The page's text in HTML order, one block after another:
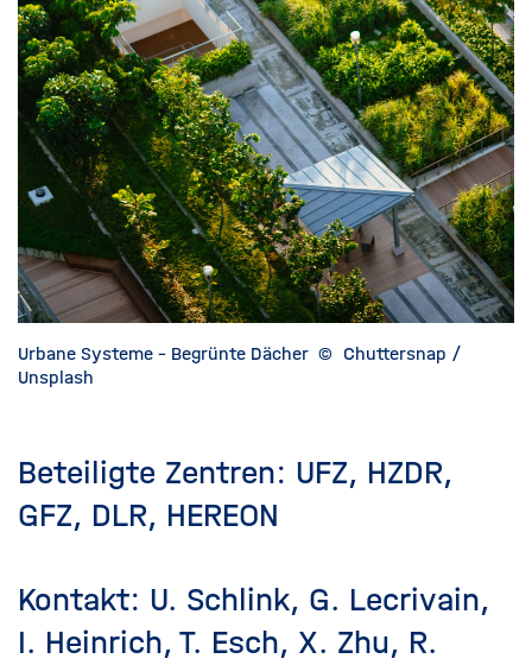
Urbane Systeme - Begrünte Dächer © Chuttersnap /
Unsplash
Beteiligte Zentren: UFZ, HZDR,
GFZ, DLR, HEREON
Kontakt: U. Schlink, G. Lecrivain,
I. Heinrich, T. Esch, X. Zhu, R.